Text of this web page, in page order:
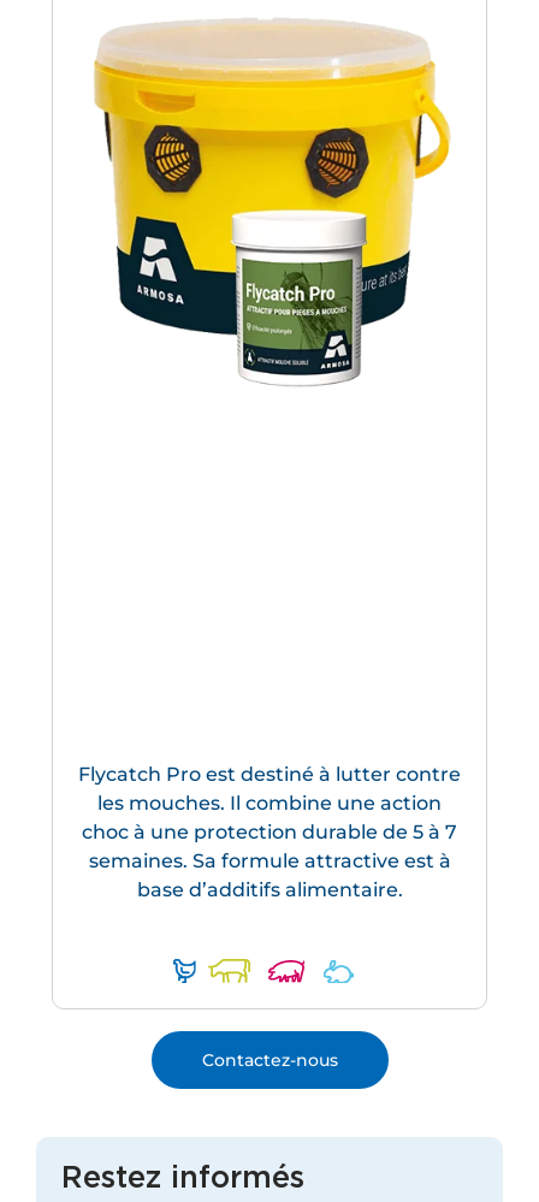
Flycatch Pro est destiné à lutter contre
les mouches. Il combine une action
choc à une protection durable de 5 à 7
semaines. Sa formule attractive est à
base d’additifs alimentaire.
Contactez-nous
Restez informés